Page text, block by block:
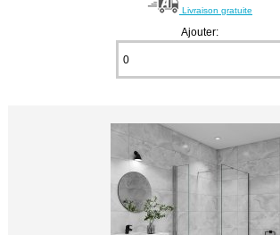
Livraison gratuite
Ajouter: